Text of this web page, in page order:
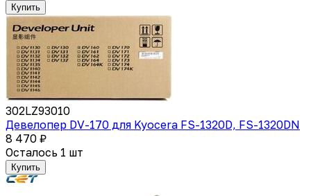
Купить
302LZ93010
Девелопер DV-170 для Kyocera FS-1320D, FS-1320DN
8 470 ₽
Осталось 1 шт
Купить